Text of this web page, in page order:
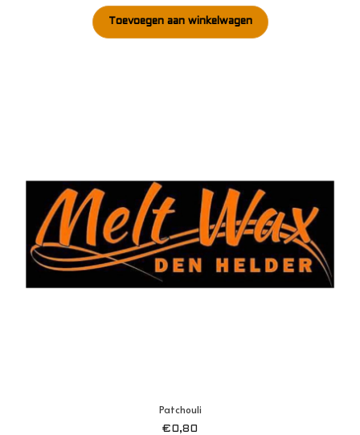
Toevoegen aan winkelwagen
Patchouli
€0,80